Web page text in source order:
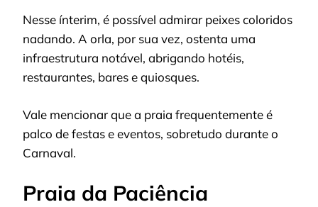
Nesse ínterim, é possível admirar peixes coloridos
nadando. A orla, por sua vez, ostenta uma
infraestrutura notável, abrigando hotéis,
restaurantes, bares e quiosques.
Vale mencionar que a praia frequentemente é
palco de festas e eventos, sobretudo durante o
Carnaval.
Praia da Paciência